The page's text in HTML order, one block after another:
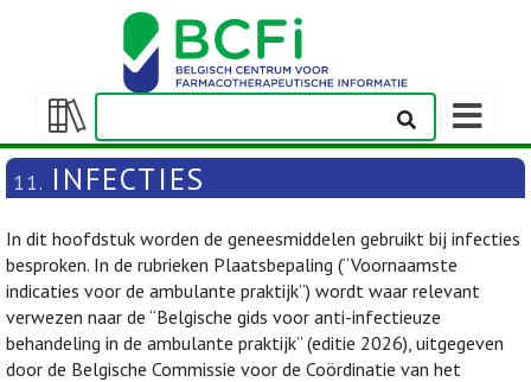
Weergeven/verbergen
inhoudstafel
11. INFECTIES
In dit hoofdstuk worden de geneesmiddelen gebruikt bij infecties
besproken. In de rubrieken Plaatsbepaling (“Voornaamste
indicaties voor de ambulante praktijk”) wordt waar relevant
verwezen naar de “Belgische gids voor anti-infectieuze
behandeling in de ambulante praktijk” (editie 2026), uitgegeven
door de Belgische Commissie voor de Coördinatie van het